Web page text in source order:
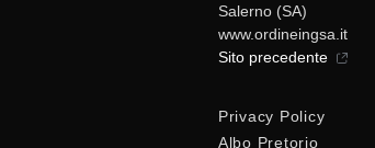
Salerno (SA)
www.ordineingsa.it
Sito precedente
Privacy Policy
Albo Pretorio